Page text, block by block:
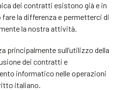
dei contratti esistono già e in
la differenza e permetterci di
la nostra attività.
principalmente sull’utilizzo della
dei contratti e
informatico nelle operazioni
italiano.